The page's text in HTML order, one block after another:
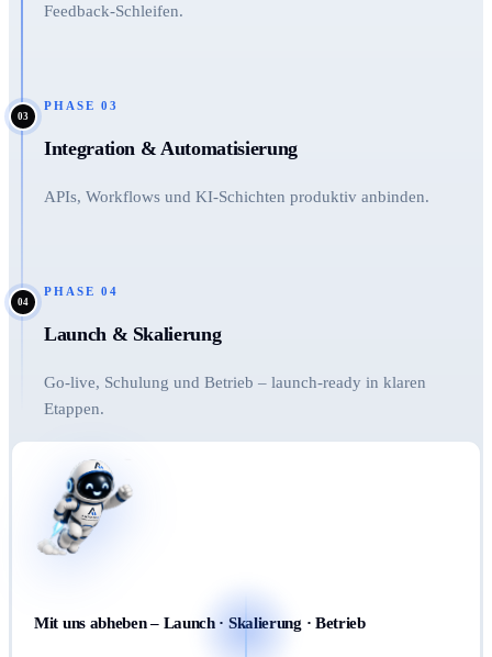
Feedback-Schleifen.
03
PHASE 03
Integration & Automatisierung
APIs, Workflows und KI-Schichten produktiv anbinden.
04
PHASE 04
Launch & Skalierung
Go-live, Schulung und Betrieb – launch-ready in klaren
Etappen.
Mit uns abheben – Launch · Skalierung · Betrieb